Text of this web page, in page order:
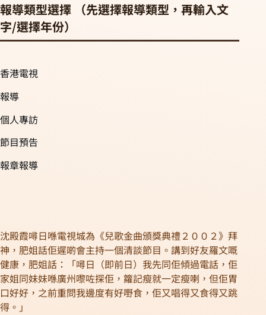
沈殿霞噚日喺電視城為《兒歌金曲頒獎典禮２００２》拜
神，肥姐話佢遲啲會主持一個清談節目。講到好友羅文嘅
健康，肥姐話：「噚日（即前日）我先同佢傾過電話，佢
家姐同妹妹喺廣州嚟咗探佢，籮記瘦就一定瘦喇，但佢胃
口好好，之前重問我邊度有好嘢食，佢又唱得又食得又跳
得。」
報導類型選擇 （先選擇報導類型，再輸入文
字/選擇年份）
香港電視
報導
個人專訪
節目預告
報章報導